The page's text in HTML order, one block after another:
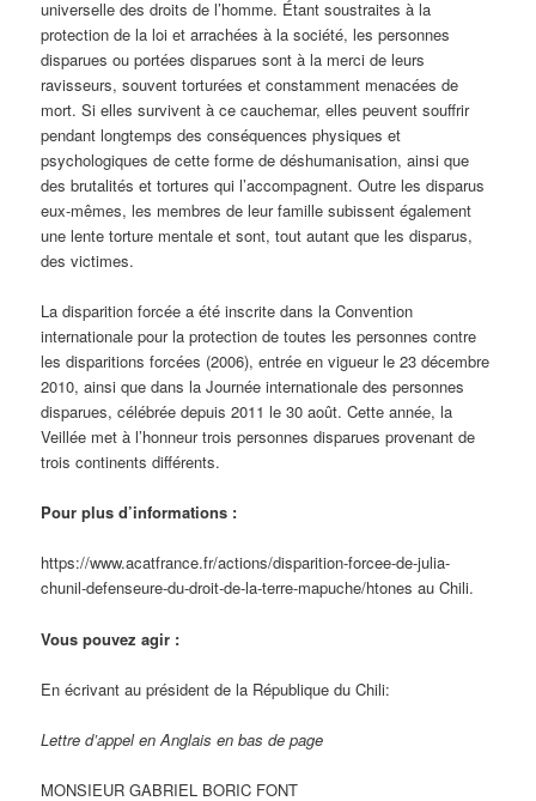
universelle des droits de l’homme. Étant soustraites à la
protection de la loi et arrachées à la société, les personnes
disparues ou portées disparues sont à la merci de leurs
ravisseurs, souvent torturées et constamment menacées de
mort. Si elles survivent à ce cauchemar, elles peuvent souffrir
pendant longtemps des conséquences physiques et
psychologiques de cette forme de déshumanisation, ainsi que
des brutalités et tortures qui l’accompagnent. Outre les disparus
eux-mêmes, les membres de leur famille subissent également
une lente torture mentale et sont, tout autant que les disparus,
des victimes.
La disparition forcée a été inscrite dans la Convention
internationale pour la protection de toutes les personnes contre
les disparitions forcées (2006), entrée en vigueur le 23 décembre
2010, ainsi que dans la Journée internationale des personnes
disparues, célébrée depuis 2011 le 30 août. Cette année, la
Veillée met à l’honneur trois personnes disparues provenant de
trois continents différents.
Pour plus d’informations :
https://www.acatfrance.fr/actions/disparition-forcee-de-julia-
chunil-defenseure-du-droit-de-la-terre-mapuche/htones au Chili.
Vous pouvez agir :
En écrivant au président de la République du Chili:
Lettre d’appel en Anglais en bas de page
MONSIEUR GABRIEL BORIC FONT